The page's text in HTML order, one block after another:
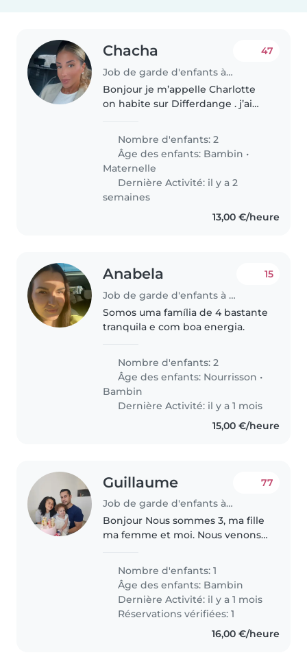
Chacha
Job de garde d'enfants à Differdange
47
Bonjour je m’appelle Charlotte
on habite sur Differdange . j’ai
ans et je recherche actuellement
une nounou pour prendre soin
de mes enfants le soir..
Nombre d'enfants: 2
Âge des enfants: Bambin •
Maternelle
Dernière Activité: il y a 2
semaines
13,00 €/heure
Anabela
Job de garde d'enfants à Differdange
15
Somos uma família de 4 bastante
tranquila e com boa energia.
Nombre d'enfants: 2
Âge des enfants: Nourrisson •
Bambin
Dernière Activité: il y a 1 mois
15,00 €/heure
Guillaume
Job de garde d'enfants à Differdange
77
Bonjour Nous sommes 3, ma fille
ma femme et moi. Nous venons
Luxembourg et nous cherchons
une baby sitter pour garder
notre fille de temps en temps.
Laya..
Nombre d'enfants: 1
Âge des enfants: Bambin
Dernière Activité: il y a 1 mois
Réservations vérifiées: 1
16,00 €/heure